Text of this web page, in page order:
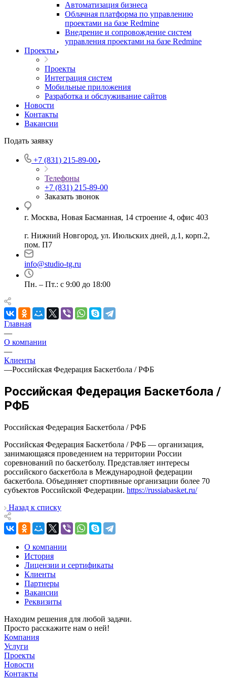
Автоматизация бизнеса
Облачная платформа по управлению
проектами на базе Redmine
Внедрение и сопровождение систем
управления проектами на базе Redmine
Проекты
Проекты
Интеграция систем
Мобильные приложения
Разработка и обслуживание сайтов
Новости
Контакты
Вакансии
Подать заявку
+7 (831) 215-89-00
Телефоны
+7 (831) 215-89-00
Заказать звонок
г. Москва, Новая Басманная, 14 строение 4, офис 403
г. Нижний Новгород, ул. Июльских дней, д.1, корп.2,
пом. П7
info@studio-tg.ru
Пн. – Пт.: с 9:00 до 18:00
Главная
—
О компании
—
Клиенты
—Российская Федерация Баскетбола / РФБ
Российская Федерация Баскетбола /
РФБ
Российская Федерация Баскетбола / РФБ
Российская Федерация Баскетбола / РФБ — организация,
занимающаяся проведением на территории России
соревнований по баскетболу. Представляет интересы
российского баскетбола в Международной федерации
баскетбола. Объединяет спортивные организации более 70
субъектов Российской Федерации. https://russiabasket.ru/
Назад к списку
О компании
История
Лицензии и сертификаты
Клиенты
Партнеры
Вакансии
Реквизиты
Находим решения для любой задачи.
Просто расскажите нам о ней!
Компания
Услуги
Проекты
Новости
Контакты